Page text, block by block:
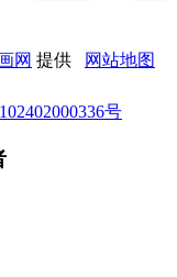
网 提供
网站地图
号